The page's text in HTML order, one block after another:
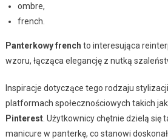
ombre,
french.
Panterkowy french to interesująca
wzoru, łącząca elegancję z nutką
Inspiracje dotyczące tego rodzaju
platformach społecznościowych takich jak
Pinterest. Użytkownicy chętnie dzielą się
manicure w panterkę, co stanowi